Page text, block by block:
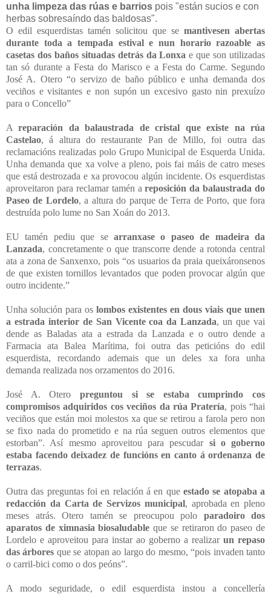
unha limpeza das rúas e barrios pois "están sucios e con
herbas sobresaíndo das baldosas".
O edil esquerdistas tamén solicitou que se mantivesen abertas
durante toda a tempada estival e nun horario razoable as
casetas dos baños situadas detrás da Lonxa e que son utilizadas
tan só durante a Festa do Marisco e a Festa do Carme. Segundo
José A. Otero “o servizo de baño público e unha demanda dos
veciños e visitantes e non supón un excesivo gasto nin prexuízo
para o Concello”
Areparación da balaustrada de cristal que existe na rúa
Castelao, á altura do restaurante Pan de Millo, foi outra das
reclamacións realizadas polo Grupo Municipal de Esquerda Unida.
Unha demanda que xa volve a pleno, pois fai máis de catro meses
que está destrozada e xa provocou algún incidente. Os esquerdistas
aproveitaron para reclamar tamén areposición da balaustrada do
Paseo de Lordelo, a altura do parque de Terra de Porto, que fora
destruída polo lume no San Xoán do 2013.
EU tamén pediu que se arranxase o paseo de madeira da
Lanzada, concretamente o que transcorre dende a rotonda central
ata a zona de Sanxenxo, pois “os usuarios da praia queixáronsenos
de que existen tornillos levantados que poden provocar algún que
outro incidente.”
Unha solución para os lombos existentes en dous viais que unen
a estrada interior de San Vicente coa da Lanzada, un que vai
dende as Baladas ata a estrada da Lanzada e o outro dende a
Farmacia ata Balea Marítima, foi outra das peticións do edil
esquerdista, recordando ademais que un deles xa fora unha
demanda realizada nos orzamentos do 2016.
José A. Otero preguntou si se estaba cumprindo cos
compromisos adquiridos cos veciños da rúa Pratería, pois “hai
veciños que están moi molestos xa que se retirou a farola pero non
se fixo nada do prometido e na rúa seguen outros elementos que
estorban”. Así mesmo aproveitou para pescudar si o goberno
estaba facendo deixadez de funcións en canto á ordenanza de
terrazas.
Outra das preguntas foi en relación á en que estado se atopaba a
redacción da Carta de Servizos municipal, aprobada en pleno
meses atrás. Otero tamén se preocupou polo paradoiro dos
aparatos de ximnasia biosaludable que se retiraron do paseo de
Lordelo e aproveitou para instar ao goberno a realizar un repaso
das árbores que se atopan ao largo do mesmo, “pois invaden tanto
o carril-bici como o dos peóns”.
A modo seguridade, o edil esquerdista instou a concellería